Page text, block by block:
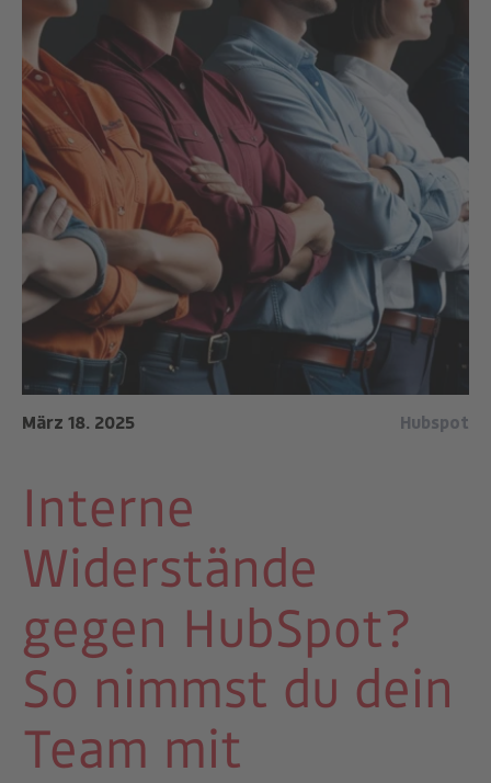
März 18. 2025 Hubspot
Interne
Widerstände
gegen HubSpot?
So nimmst du dein
Team mit